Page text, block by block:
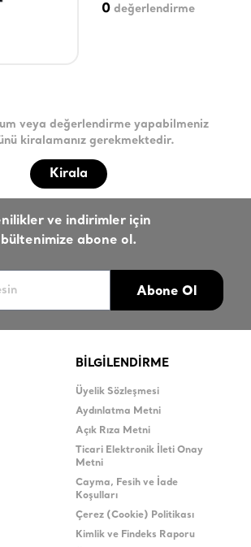
0 değerlendirme
veya değerlendirme yapabilmeniz
kiralamanız gerekmektedir.
Kirala
ve indirimler için
bültenimize abone ol.
Abone Ol
BİLGİLENDİRME
Üyelik Sözleşmesi
Aydınlatma Metni
Açık Rıza Metni
Ticari Elektronik İleti Onay
Metni
Cayma, Fesih ve İade
Koşulları
Çerez (Cookie) Politikası
Kimlik ve Findeks Raporu